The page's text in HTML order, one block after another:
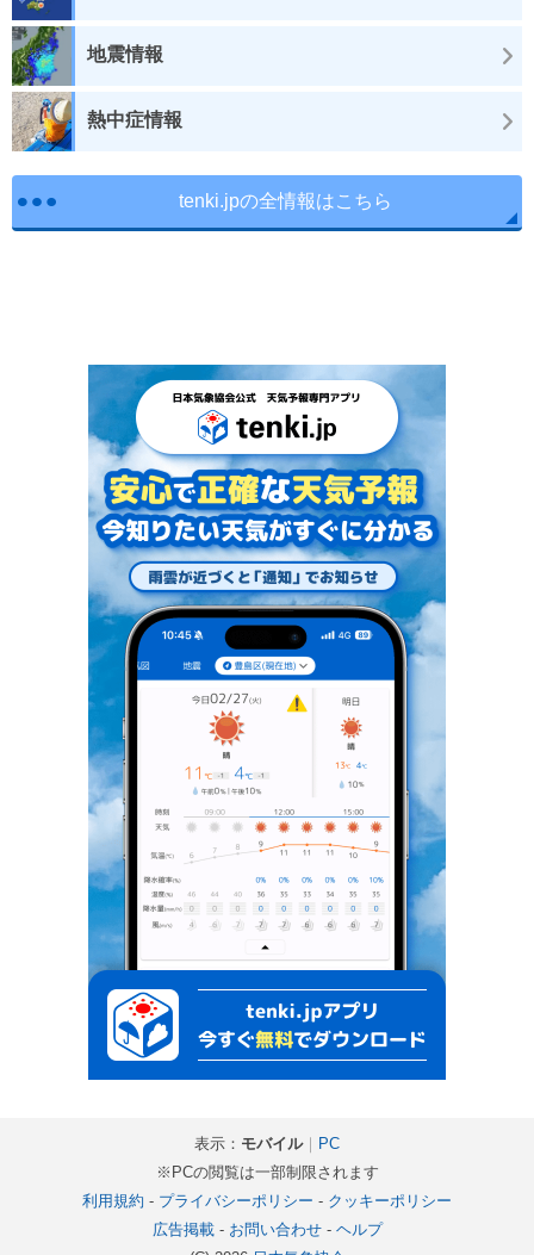
地震情報
熱中症情報
tenki.jpの全情報はこちら
表示： モバイル｜
PC
※PCの閲覧は一部制限されます
利用規約 - プライバシーポリシー - クッキーポリシー
広告掲載- お問い合わせ- ヘルプ